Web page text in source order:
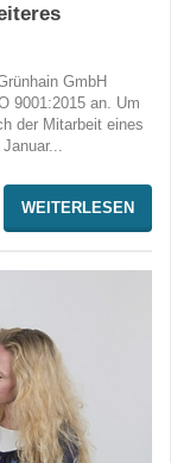
GmbH
9001:2015 an. Um
der Mitarbeit eines
WEITERLESEN